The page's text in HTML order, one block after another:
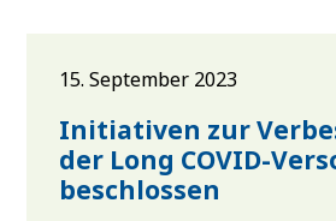
15. September 2023
Initiativen zur
der Long COVID-
beschlossen